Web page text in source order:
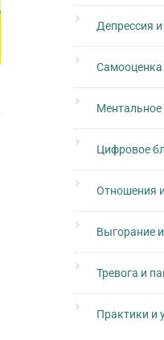
Депрессия
Самооценка
Ментальное
Цифровое
Отношения
Выгорание
Тревога и
Практики и